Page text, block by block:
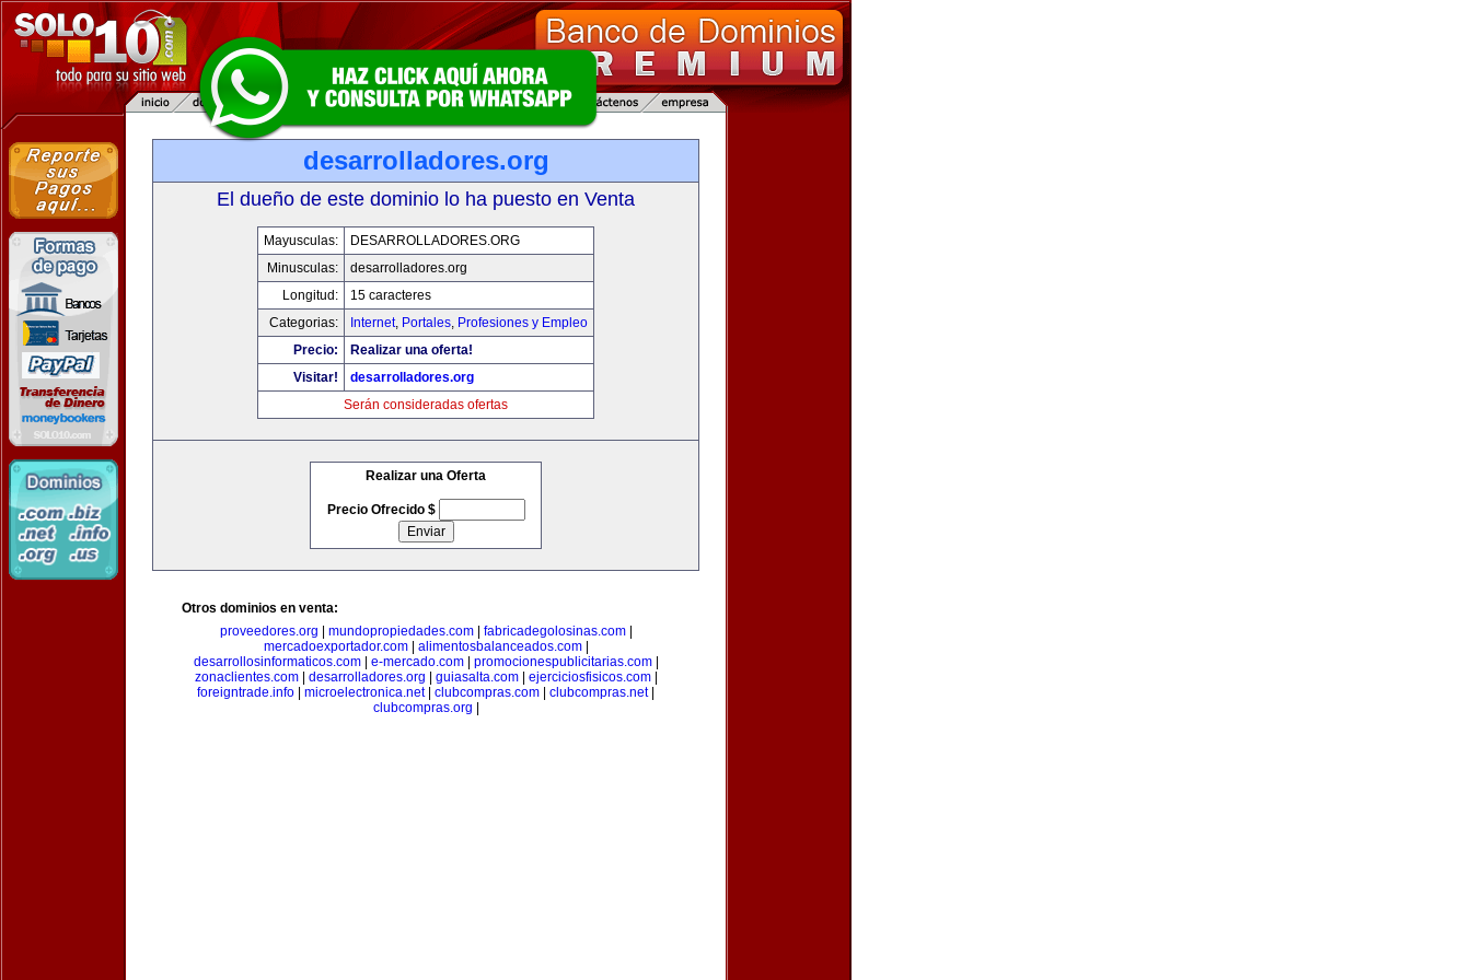
desarrolladores.org
El dueño de este dominio lo ha puesto en Venta
Mayusculas:
DESARROLLADORES.ORG
Minusculas:
desarrolladores.org
Longitud:
15 caracteres
Categorias:
Internet, Portales, Profesiones y Empleo
Precio:
Realizar una oferta!
Visitar!
desarrolladores.org
Serán consideradas ofertas
Realizar una Oferta
Precio Ofrecido $
Otros dominios en venta:
proveedores.org
mundopropiedades.com| fabricadegolosinas.com|
mercadoexportador.com| alimentosbalanceados.com|
desarrollosinformaticos.com| e-mercado.com| promocionespublicitarias.com|
zonaclientes.com| desarrolladores.org guiasalta.com| ejerciciosfisicos.com|
foreigntrade.info
microelectronica.net| clubcompras.com clubcompras.net|
clubcompras.org